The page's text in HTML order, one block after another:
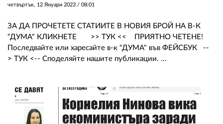
четвъртък, 12 Януари 2023 / 08:01
ЗА ДА ПРОЧЕТЕТЕ СТАТИИТЕ В НОВИЯ БРОЙ НА В-К
"ДУМА" КЛИКНЕТЕ >> ТУК << ПРИЯТНО ЧЕТЕНЕ!
Последвайте или харесайте в-к "ДУМА" във ФЕЙСБУК --
> ТУК <-- Споделяйте нашите публикации. ...